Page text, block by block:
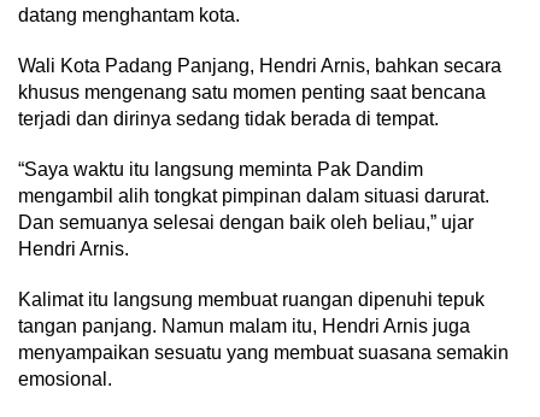
datang menghantam kota.
Wali Kota Padang Panjang, Hendri Arnis, bahkan secara
khusus mengenang satu momen penting saat bencana
terjadi dan dirinya sedang tidak berada di tempat.
“Saya waktu itu langsung meminta Pak Dandim
mengambil alih tongkat pimpinan dalam situasi darurat.
Dan semuanya selesai dengan baik oleh beliau,” ujar
Hendri Arnis.
Kalimat itu langsung membuat ruangan dipenuhi tepuk
tangan panjang. Namun malam itu, Hendri Arnis juga
menyampaikan sesuatu yang membuat suasana semakin
emosional.